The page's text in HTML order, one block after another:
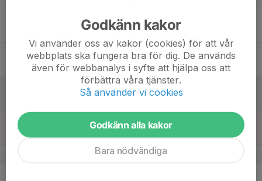
Fotbollsträning
Furuvallen
20
Sön
v.39
Godkänn kakor
Vi använder oss av kakor (cookies) för att vår
webbplats ska fungera bra för dig. De används
även för webbanalys i syfte att hjälpa oss att
förbättra våra tjänster.
Så använder vi cookies
Godkänn alla kakor
Bara nödvändiga